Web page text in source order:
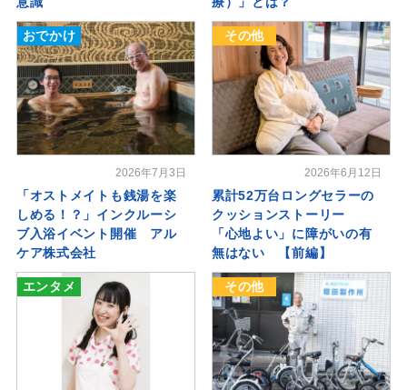
おでかけ
2026年7月3日
「オストメイトも銭湯を楽
しめる！？」インクルーシ
ブ入浴イベント開催 アル
ケア株式会社
その他
2026年6月12日
累計52万台ロングセラーの
クッションストーリー
「心地よい」に障がいの有
無はない 【前編】
エンタメ その他